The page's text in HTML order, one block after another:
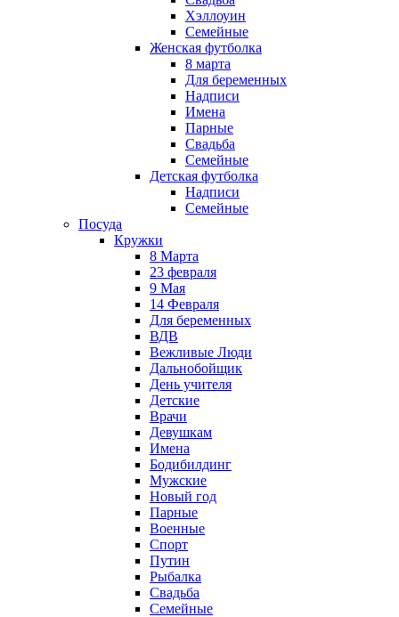
Хэллоуин
Семейные
Женская футболка
8 марта
Для беременных
Надписи
Имена
Парные
Свадьба
Семейные
Детская футболка
Надписи
Семейные
Посуда
Кружки
8 Марта
23 февраля
9 Мая
14 Февраля
Для беременных
ВДВ
Вежливые Люди
Дальнобойщик
День учителя
Детские
Врачи
Девушкам
Имена
Бодибилдинг
Мужские
Новый год
Парные
Военные
Спорт
Путин
Рыбалка
Свадьба
Семейные